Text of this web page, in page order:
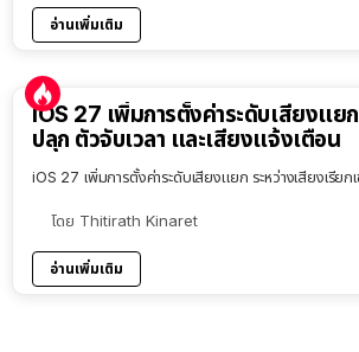
อ่านเพิ่มเติม
iOS 27 เพิ่มการตั้งค่าระดับเสียงแย
ปลุก ตัวจับเวลา และเสียงแจ้งเตือน
iOS 27 เพิ่มการตั้งค่าระดับเสียงแยก ระหว่างเสียงเรีย
โดย Thitirath Kinaret
อ่านเพิ่มเติม